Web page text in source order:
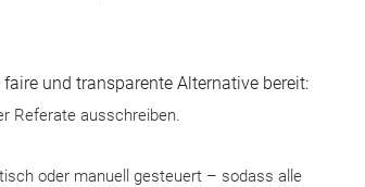
und transparente Alternative bereit:
Referate ausschreiben.
oder manuell gesteuert – sodass alle